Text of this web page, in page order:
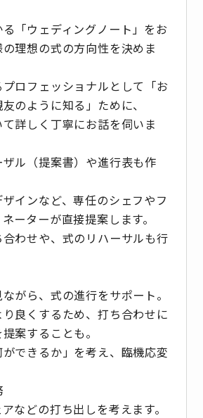
「ウェディングノート」をお
理想の式の方向性を決めま
ロフェッショナルとして「お
のように知る」ために、
詳しく丁寧にお話を伺いま
ル（提案書）や進行表も作
インなど、専任のシェフやフ
ーターが直接提案します。
わせや、式のリハーサルも行
がら、式の進行をサポート。
良くするため、打ち合わせに
案することも。
ができるか」を考え、臨機応変
などの打ち出しを考えます。